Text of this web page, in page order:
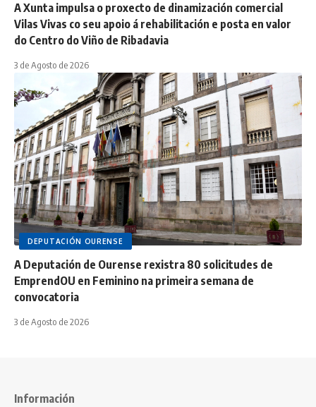
A Xunta impulsa o proxecto de dinamización comercial
Vilas Vivas co seu apoio á rehabilitación e posta en valor
do Centro do Viño de Ribadavia
3 de Agosto de 2026
DEPUTACIÓN OURENSE
A Deputación de Ourense rexistra 80 solicitudes de
EmprendOU en Feminino na primeira semana de
convocatoria
3 de Agosto de 2026
Información